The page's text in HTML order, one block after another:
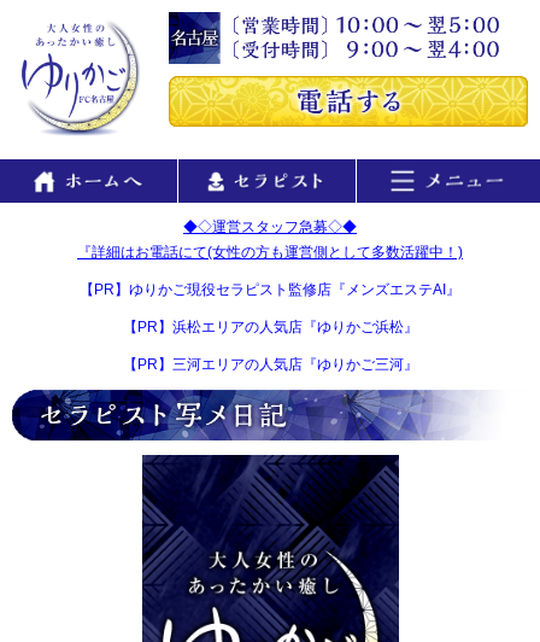
◆◇運営スタッフ急募◇◆
『詳細はお電話にて(女性の方も運営側として多数活躍中！)
【PR】ゆりかご現役セラピスト監修店『メンズエステAI』
【PR】浜松エリアの人気店『ゆりかご浜松』
【PR】三河エリアの人気店『ゆりかご三河』